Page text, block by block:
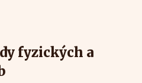
fyzických a